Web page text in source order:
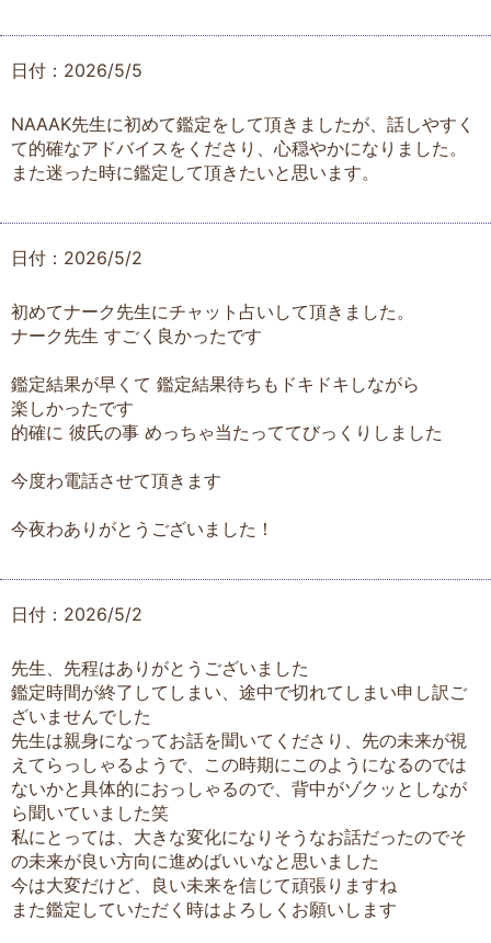
日付：2026/5/5
NAAAK先生に初めて鑑定をして頂きましたが、話しやすく
て的確なアドバイスをくださり、心穏やかになりました。
また迷った時に鑑定して頂きたいと思います。
日付：2026/5/2
初めてナーク先生にチャット占いして頂きました。
ナーク先生 すごく良かったです
鑑定結果が早くて 鑑定結果待ちもドキドキしながら
楽しかったです
的確に 彼氏の事 めっちゃ当たっててびっくりしました
今度わ電話させて頂きます
今夜わありがとうございました！
日付：2026/5/2
先生、先程はありがとうございました
鑑定時間が終了してしまい、途中で切れてしまい申し訳ご
ざいませんでした
先生は親身になってお話を聞いてくださり、先の未来が視
えてらっしゃるようで、この時期にこのようになるのでは
ないかと具体的におっしゃるので、背中がゾクッとしなが
ら聞いていました笑
私にとっては、大きな変化になりそうなお話だったのでそ
の未来が良い方向に進めばいいなと思いました
今は大変だけど、良い未来を信じて頑張りますね
また鑑定していただく時はよろしくお願いします